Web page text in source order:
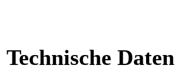
Technische Daten